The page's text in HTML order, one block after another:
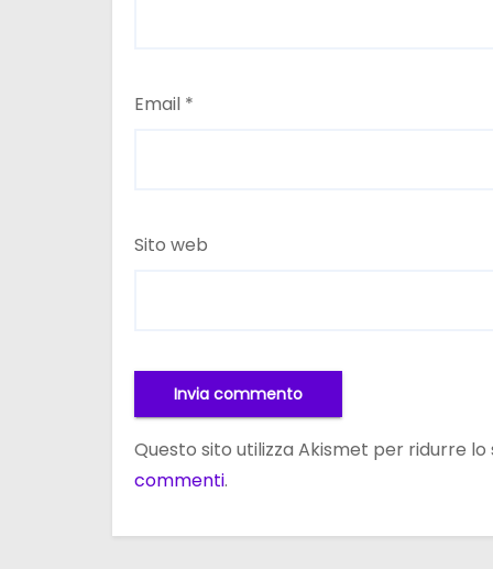
Email *
Sito web
Questo sito utilizza Akismet per ridurre lo
commenti.